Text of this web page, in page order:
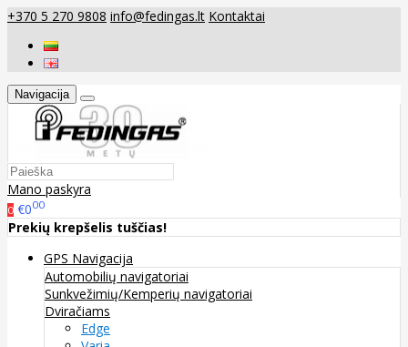
+370 5 270 9808 info@fedingas.lt Kontaktai
Navigacija
Mano paskyra
0 €000
Prekių krepšelis tuščias!
GPS Navigacija
Automobilių navigatoriai
Sunkvežimių/Kemperių navigatoriai
Dviračiams
Edge